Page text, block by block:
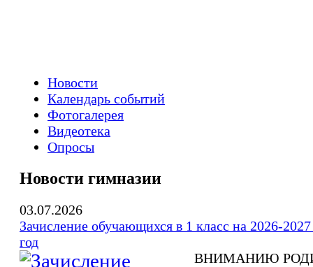
Новости
Календарь событий
Фотогалерея
Видеотека
Опросы
Новости гимназии
03.07.2026
Зачисление обучающихся в 1 класс на 2026-
год
ВНИМАНИЮ